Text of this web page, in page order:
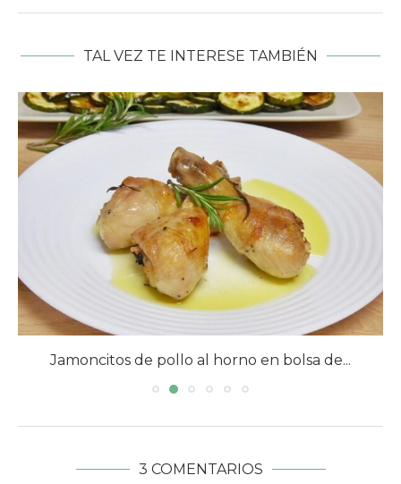
TAL VEZ TE INTERESE TAMBIÉN
Jamoncitos de pollo al horno en bolsa de...
3 COMENTARIOS